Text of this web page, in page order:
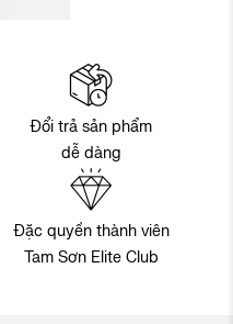
Đổi trả sản phẩm
dễ dàng
Đặc quyền thành viên
Tam Sơn Elite Club